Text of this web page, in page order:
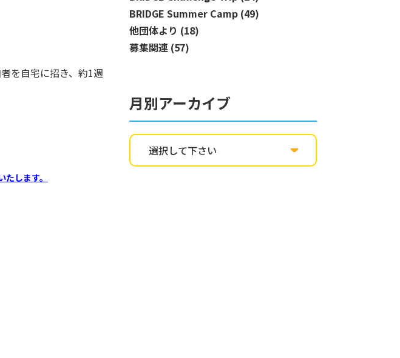
を自宅に招き、約1週
します。
BRIDGE Summer Camp (49)
他団体より (18)
募集関連 (57)
月別アーカイブ